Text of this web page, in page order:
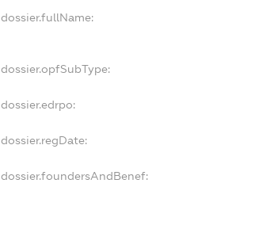
dossier.fullName:
dossier.opfSubType:
dossier.edrpo:
dossier.regDate:
dossier.foundersAndBenef: